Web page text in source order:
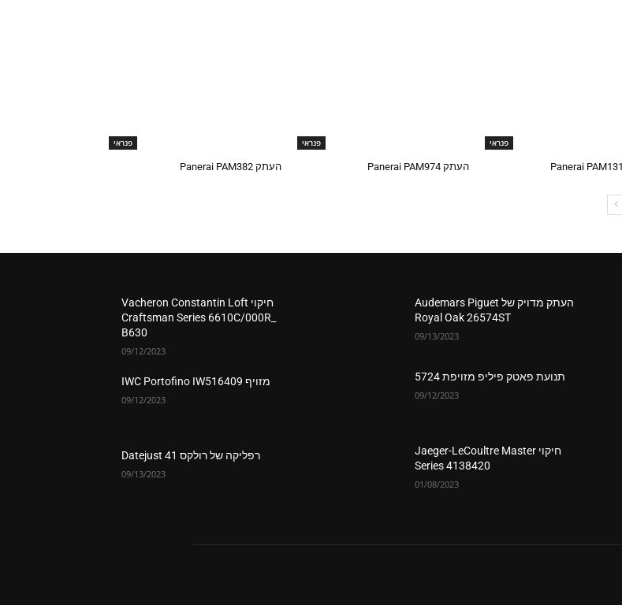
פנראי פנראי
העתק Panerai PAM974
פנראי
העתק Panerai PAM382
חיקוי Vacheron Constantin Loft
Craftsman Series 6610C/000R_
B630
09/12/2023
מזויף IWC Portofino IW516409
09/12/2023
רפליקה של רולקס Datejust 41
09/13/2023
העתק מדויק של Audemars Piguet
Royal Oak 26574ST
09/13/2023
תנועת פאטק פיליפ מזויפת 5724
09/12/2023
חיקוי Jaeger-LeCoultre Master
Series 4138420
01/08/2023